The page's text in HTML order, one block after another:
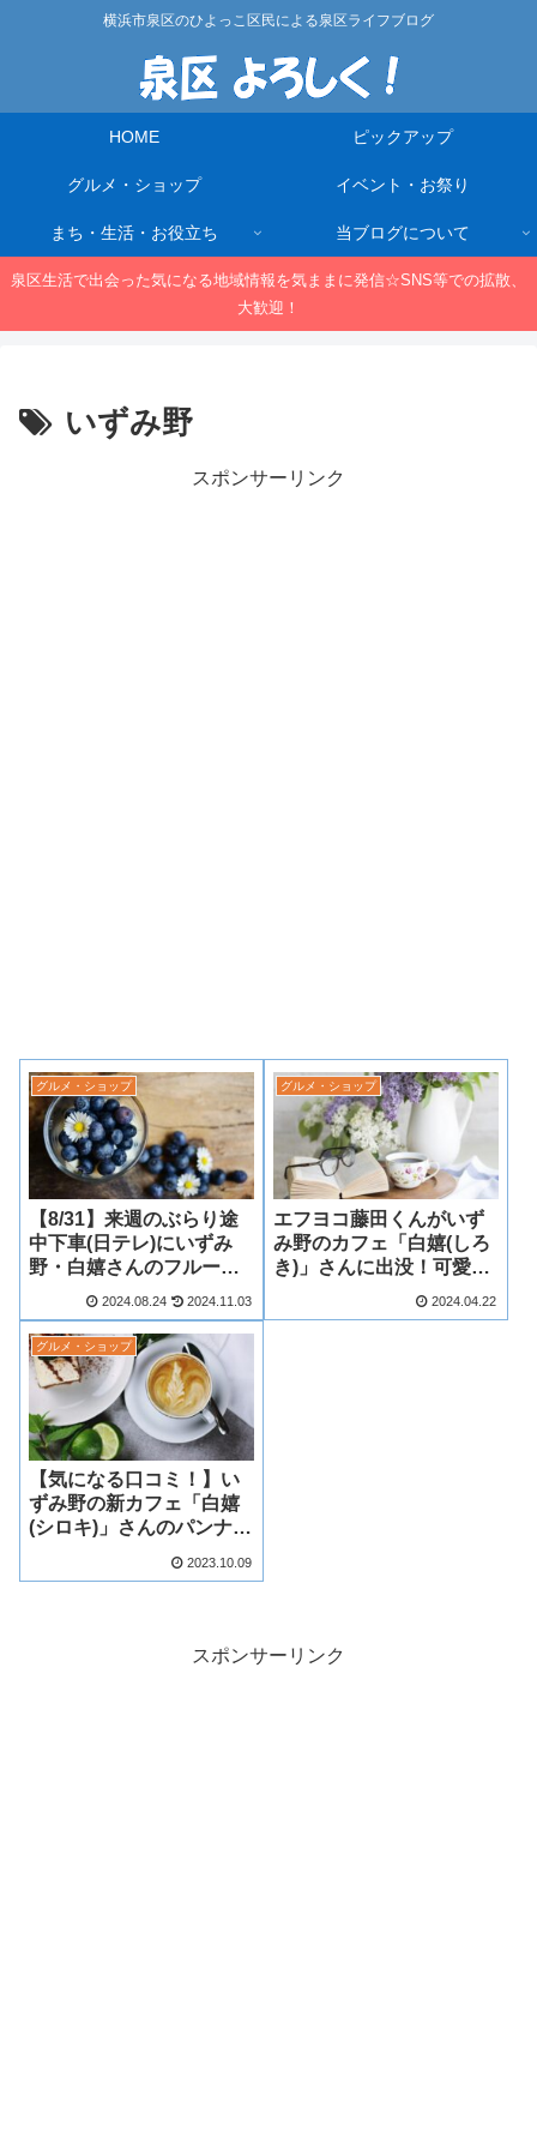
横浜市泉区のひよっこ区民による泉区ライフブログ
HOME ピックアップ
グルメ・ショップ イベント・お祭り
まち・生活・お役立ち 当ブログについて
泉区生活で出会った気になる地域情報を気ままに発信☆SNS等での拡散、
大歓迎！
いずみ野
スポンサーリンク
グルメ・ショップ
【8/31】来週のぶらり途
中下車(日テレ)にいずみ
野・白嬉さんのフルーツ
パンナコッタ登場！？
2024.08.24 2024.11.03
グルメ・ショップ
エフヨコ藤田くんがいず
み野のカフェ「白嬉(しろ
き)」さんに出没！可愛い
桜のケーキのプレートに
うっとり♪
2024.04.22
グルメ・ショップ
【気になる口コミ！】い
ずみ野の新カフェ「白嬉
(シロキ)」さんのパンナコ
2023.10.09
スポンサーリンク